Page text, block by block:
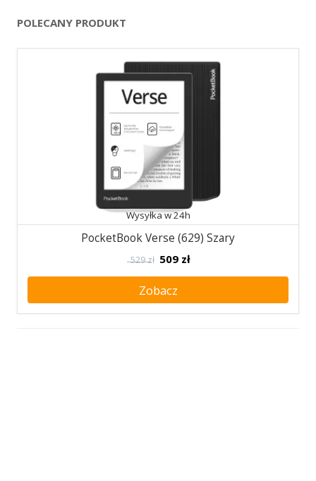
POLECANY PRODUKT
Wysyłka w 24h
PocketBook Verse (629) Szary
529 zł 509 zł
Zobacz